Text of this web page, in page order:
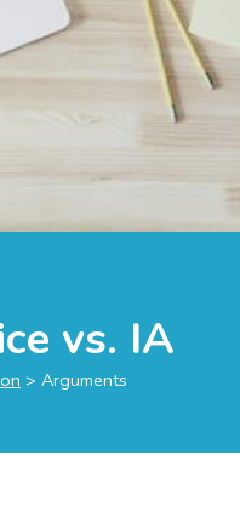
vs. IA
> Arguments